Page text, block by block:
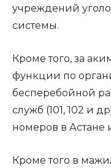
учреждений
системы.
Кроме того, за
функции по
бесперебойной
служб (101, 102 и
номеров в Астане
Кроме того в